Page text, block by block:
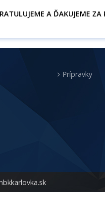
A ĎAKUJEME ZA
Prípravky